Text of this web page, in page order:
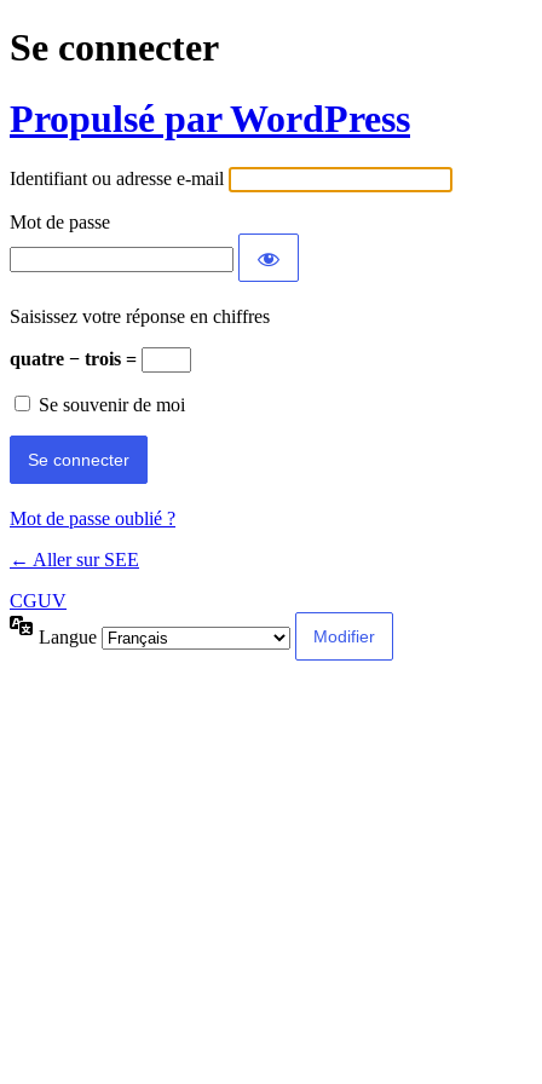
Se connecter
Propulsé par WordPress
Identifiant ou adresse e-mail
Mot de passe
Saisissez votre réponse en chiffres
quatre − trois =
Se souvenir de moi
Mot de passe oublié ?
← Aller sur SEE
CGUV
Langue